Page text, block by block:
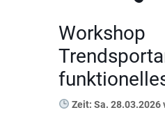
Workshop
Zeit: Sa. 28.03.2026